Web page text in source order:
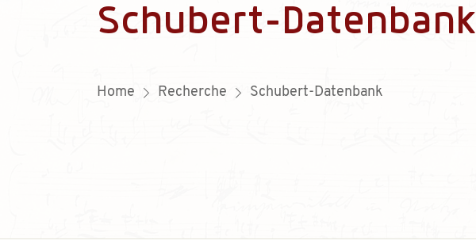
Schubert-Datenbank
Home Recherche Schubert-Datenbank